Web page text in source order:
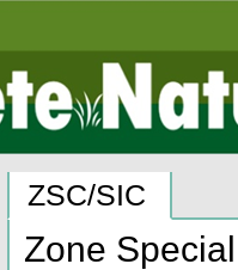
ZSC/SIC
Zone